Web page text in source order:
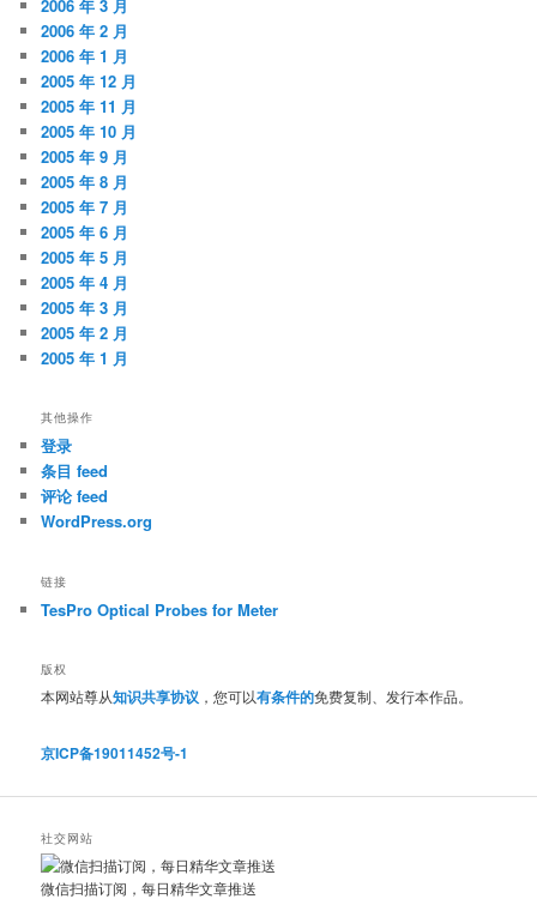
2006 年 3 月
2006 年 2 月
2006 年 1 月
2005 年 12 月
2005 年 11 月
2005 年 10 月
2005 年 9 月
2005 年 8 月
2005 年 7 月
2005 年 6 月
2005 年 5 月
2005 年 4 月
2005 年 3 月
2005 年 2 月
2005 年 1 月
其他操作
登录
条目 feed
评论 feed
WordPress.org
链接
TesPro Optical Probes for Meter
版权
本网站尊从知识共享协议 ，您可以有条件的免费复制、发行本作品。
京ICP备19011452号-1
社交网站
微信扫描订阅，每日精华文章推送